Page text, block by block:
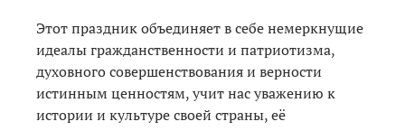
Этот праздник объединяет в себе немеркнущие
идеалы гражданственности и патриотизма,
духовного совершенствования и верности
истинным ценностям, учит нас уважению к
истории и культуре своей страны, её